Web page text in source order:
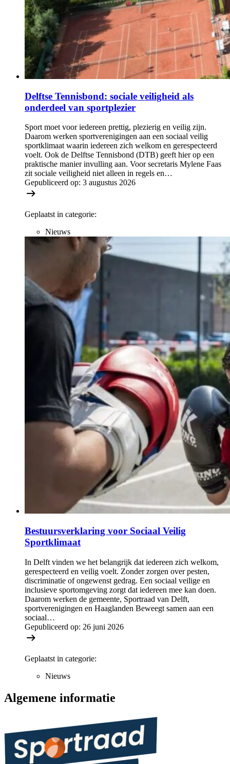
Delftse Tennisbond: sociale veiligheid als
onderdeel van sportplezier
Sport moet voor iedereen prettig, plezierig en veilig zijn.
Daarom werken sportverenigingen aan een sociaal veilig
sportklimaat waarin iedereen zich welkom en gerespecteerd
voelt. Ook de Delftse Tennisbond (DTB) geeft hier op een
praktische manier invulling aan. Voor secretaris Mylene Faas
zit sociale veiligheid niet alleen in regels en…
Gepubliceerd op: 3 augustus 2026
Geplaatst in categorie:
Nieuws
Bestuursverklaring voor Sociaal Veilig
Sportklimaat
In Delft vinden we het belangrijk dat iedereen zich welkom,
gerespecteerd en veilig voelt. Zonder zorgen over pesten,
discriminatie of ongewenst gedrag. Een sociaal veilige en
inclusieve sportomgeving zorgt dat iedereen mee kan doen.
Daarom werken de gemeente, Sportraad van Delft,
sportverenigingen en Haaglanden Beweegt samen aan een
sociaal…
Gepubliceerd op: 26 juni 2026
Geplaatst in categorie:
Nieuws
Algemene informatie